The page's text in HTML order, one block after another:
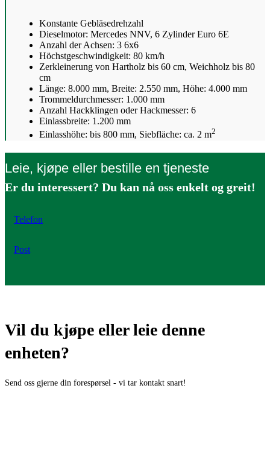
Konstante Gebläsedrehzahl
Dieselmotor: Mercedes NNV, 6 Zylinder Euro 6E
Anzahl der Achsen: 3 6x6
Höchstgeschwindigkeit: 80 km/h
Zerkleinerung von Hartholz bis 60 cm, Weichholz bis 80
cm
Länge: 8.000 mm, Breite: 2.550 mm, Höhe: 4.000 mm
Trommeldurchmesser: 1.000 mm
Anzahl Hackklingen oder Hackmesser: 6
Einlassbreite: 1.200 mm
Einlasshöhe: bis 800 mm, Siebfläche: ca. 2 m2
Leie, kjøpe eller bestille en tjeneste
Er du interessert? Du kan nå oss enkelt og greit!
Telefon
Post
Vil du kjøpe eller leie denne
enheten?
Send oss gjerne din forespørsel - vi tar kontakt snart!